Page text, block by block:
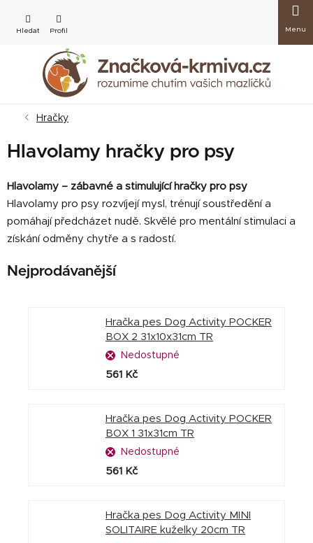
obsah
košík
Hračky
Hlavolamy hračky pro psy
Hlavolamy – zábavné a stimulující hračky pro psy
Hlavolamy pro psy rozvíjejí mysl, trénují soustředění a
pomáhají předcházet nudě. Skvělé pro mentální stimulaci a
získání odměny chytře a s radostí.
Nejprodávanější
Hračka pes Dog Activity POCKER
BOX 2 31x10x31cm TR
Nedostupné
561 Kč
Hračka pes Dog Activity POCKER
BOX 1 31x31cm TR
Nedostupné
561 Kč
Hračka pes Dog Activity MINI
SOLITAIRE kuželky 20cm TR